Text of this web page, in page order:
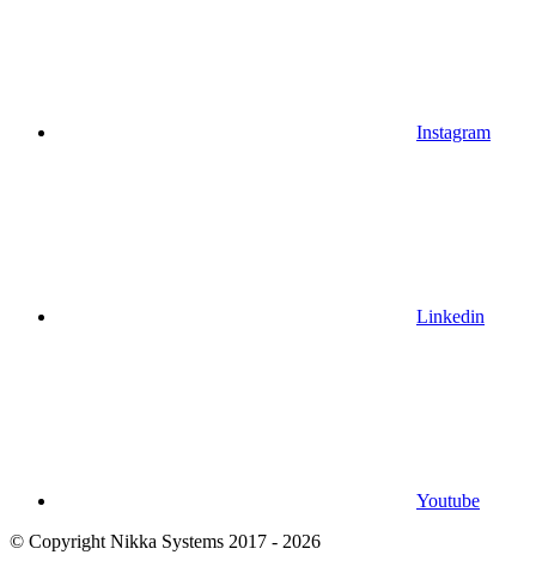
Instagram
Linkedin
Youtube
© Copyright Nikka Systems 2017 - 2026